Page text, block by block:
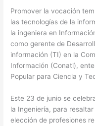
Promover la vocación
las tecnologías de la
la ingeniera en
como gerente de
información (TI) en la
Información (Conati),
Popular para Ciencia y
Este 23 de junio se
la Ingeniería, para
elección de profesiones